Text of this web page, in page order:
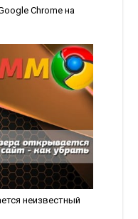
Chrome на
неизвестный